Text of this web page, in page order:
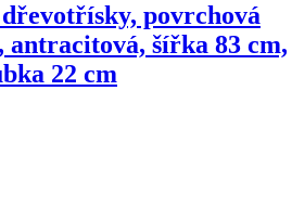
povrchová
šířka 83 cm,
22 cm